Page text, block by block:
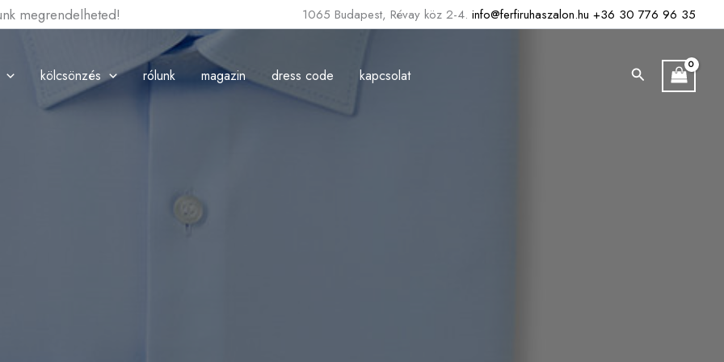
megrendelheted! 1065 Budapest, Révay köz 2-4. info@ferfiruhaszalon.hu +36 30 776 96 35
kölcsönzés rólunk magazin dress code kapcsolat Search